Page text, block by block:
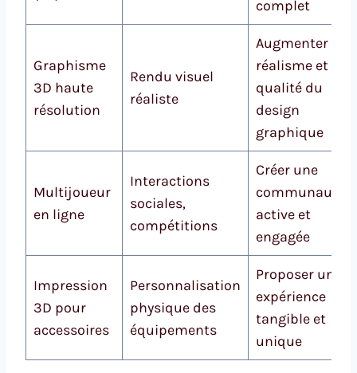
complet
Graphisme
3D haute
résolution
Rendu visuel
réaliste
Augmenter le
réalisme et la
qualité du
design
graphique
Multijoueur
en ligne
Interactions
sociales,
compétitions
Créer une
communauté
active et
engagée
Impression
3D pour
accessoires
Personnalisation
physique des
équipements
Proposer une
expérience
tangible et
unique